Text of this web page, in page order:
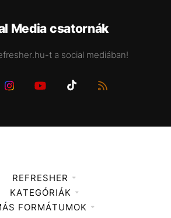
Media csatornák
t a social mediában!
REFRESHER
Médiaajánlat
KATEGÓRIÁK
Zene
FORMÁTUMOK